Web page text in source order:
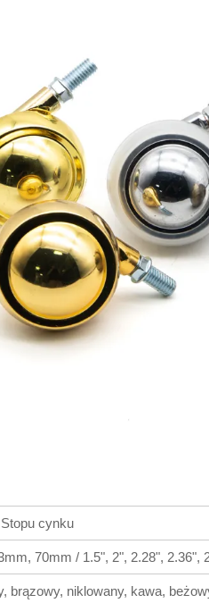
Stopu cynku
70mm / 1.5", 2", 2.28", 2.36",
brązowy, niklowany, kawa,